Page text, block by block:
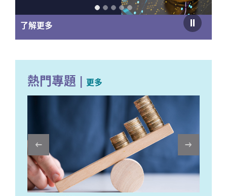
了解更多
熱門專題 | 更多
Previous